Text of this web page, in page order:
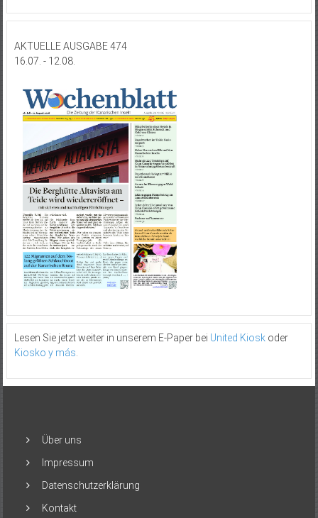
AKTUELLE AUSGABE 474
16.07. - 12.08.
Lesen Sie jetzt weiter in unserem E-Paper bei United Kioskoder
Kiosko y más.
Über uns
Impressum
Datenschutzerklärung
Kontakt